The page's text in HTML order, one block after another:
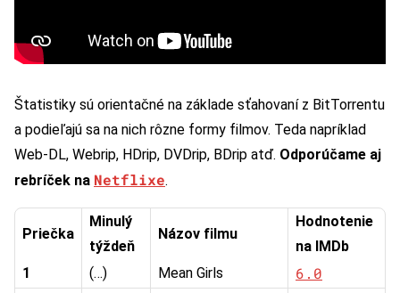
Štatistiky sú orientačné na základe sťahovaní z BitTorrentu
a podieľajú sa na nich rôzne formy filmov. Teda napríklad
Web-DL, Webrip, HDrip, DVDrip, BDrip atď. Odporúčame aj
rebríček na Netflixe.
Priečka
Minulý
týždeň
Názov filmu
Hodnotenie
na IMDb
1
(…) Mean Girls 6.0